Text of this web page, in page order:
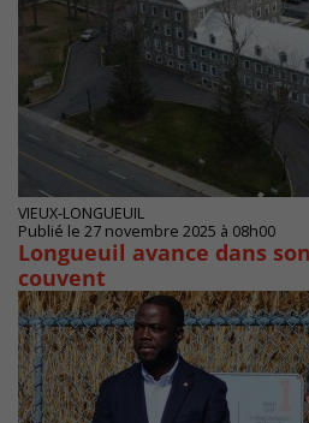
VIEUX-LONGUEUIL
Publié le 27 novembre 2025 à 08h00
Longueuil avance dans
couvent